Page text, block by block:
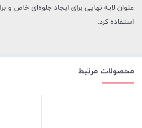
عنوان لایه نهایی برای ایجاد جلوه‌ای خاص و
استفاده کرد.
محصولات مرتبط